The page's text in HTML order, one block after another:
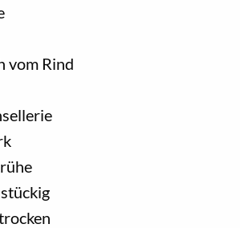
vom Rind